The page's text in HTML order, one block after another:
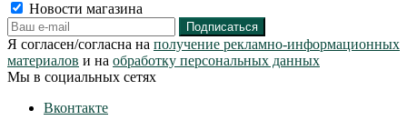
Новости магазина
Я согласен/согласна на получение рекламно-информационных
материалов и на обработку персональных данных
Мы в социальных сетях
Вконтакте